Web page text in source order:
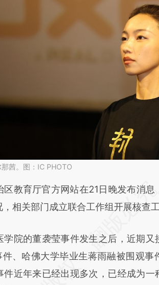
茜。图：IC PHOTO
结开头增加这段话：本文由
4D3OlrJx](https://
验。
育厅官方网站在21日晚发布消息
相关部门成立联合工作组开展核查
的董袭莹事件发生之后，近期又
件、哈佛大学毕业生蒋雨融被围观
件近年来已经出现多次，已经成为一